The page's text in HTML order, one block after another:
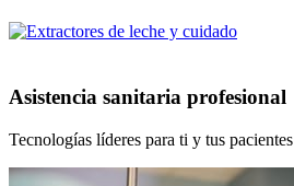
Asistencia sanitaria profesional
Tecnologías líderes para ti y tus pacientes